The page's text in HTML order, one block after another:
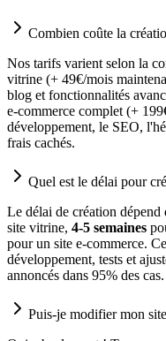
Combien coûte la
Nos tarifs varient selon la
vitrine (+ 49€/mois
blog et fonctionnalités
e-commerce complet (+
développement, le SEO,
frais cachés.
Quel est le délai pour
Le délai de création dépend
site vitrine, 4-5 semaines
pour un site e-commerce.
développement, tests et
annoncés dans 95% des cas.
Puis-je modifier mon